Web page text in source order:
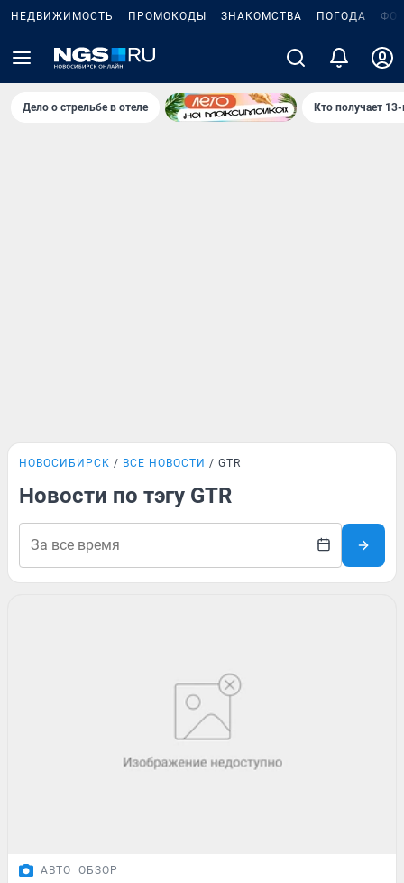
НЕДВИЖИМОСТЬ ПРОМОКОДЫ ЗНАКОМСТВА ПОГОДА
Дело о стрельбе в отеле Кто получает
НОВОСИБИРСК ВСЕ НОВОСТИ GTR
Новости по тэгу GTR
АВТО ОБЗОР